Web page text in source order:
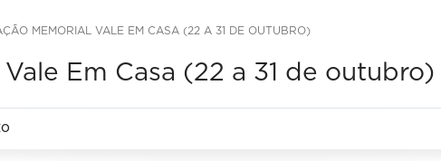
MEMORIAL VALE EM CASA (22 A 31 DE OUTUBRO)
Em Casa (22 a 31 de outubro)